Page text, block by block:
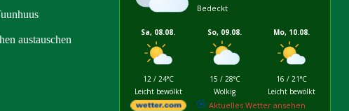
austauschen
Bedeckt
Sa, 08.08.
12 / 24°C
Leicht bewölkt
So, 09.08.
15 / 28°C
Wolkig
Mo, 10.08.
16 / 21°C
Leicht bewölkt
Aktuelles Wetter ansehen